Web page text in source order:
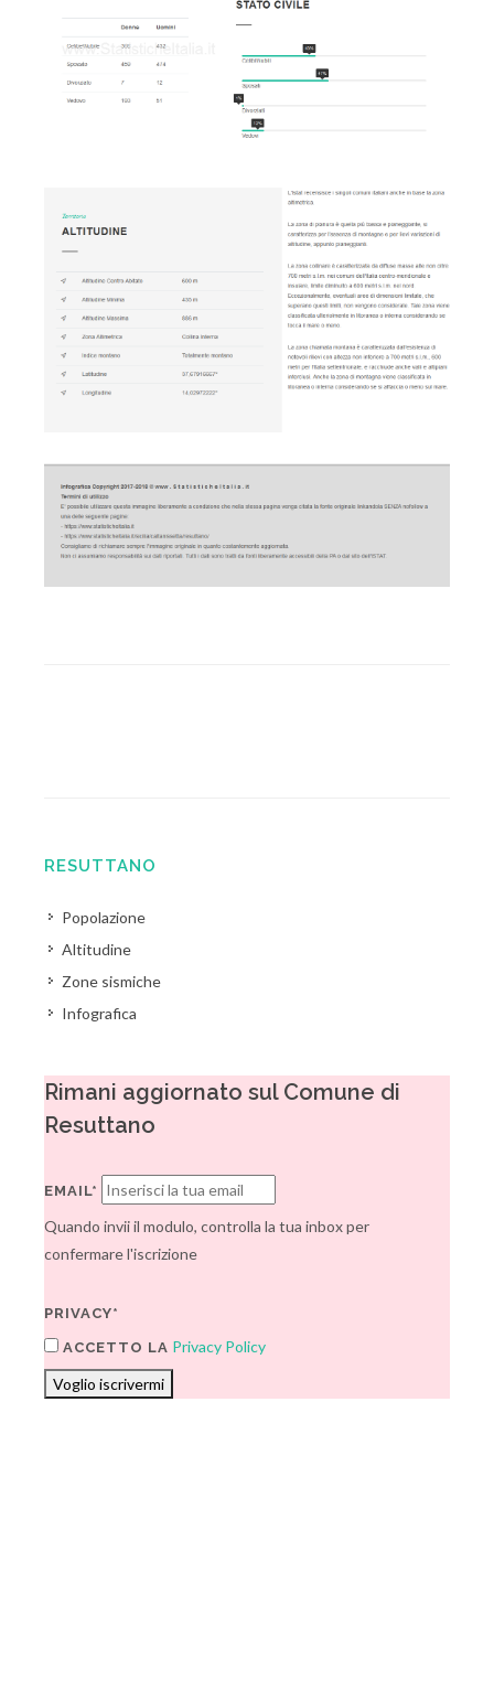
RESUTTANO
Popolazione
Altitudine
Zone sismiche
Infografica
Rimani aggiornato sul Comune di
Resuttano
EMAIL*
Quando invii il modulo, controlla la tua inbox per
confermare l'iscrizione
PRIVACY*
ACCETTO LA Privacy Policy
Voglio iscrivermi